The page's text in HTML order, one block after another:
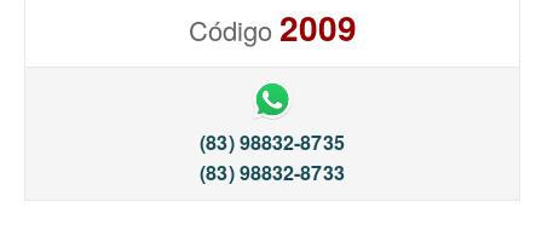
Código2009
(83) 98832-8735
(83) 98832-8733